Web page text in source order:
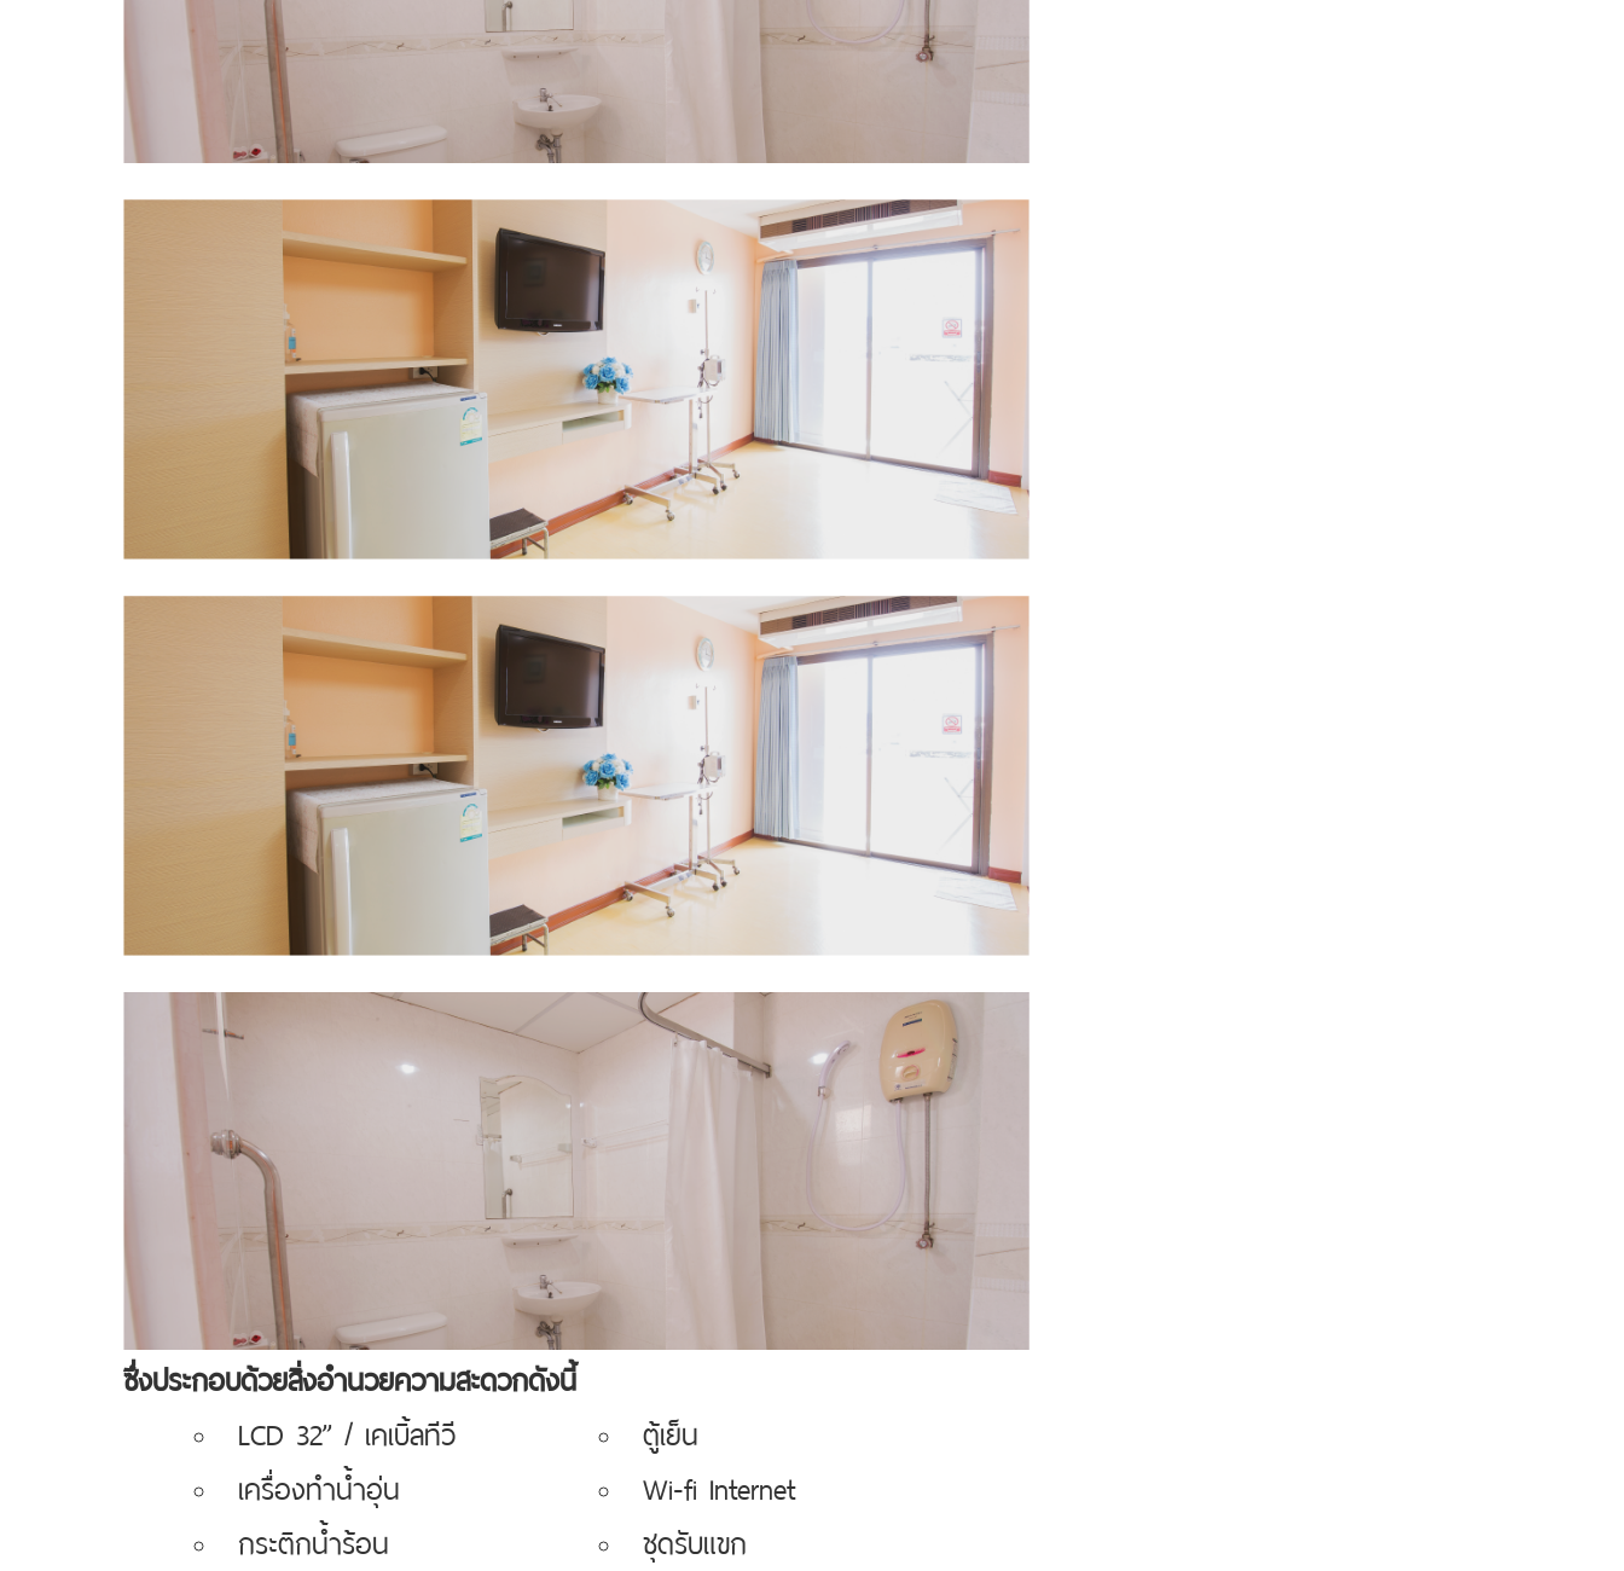
ซึ่งประกอบด้วยสิ่งอำนวยความสะดวกดังนี้
LCD 32’’ / เคเบิ้ลทีวี
ตู้เย็น
เครื่องทำน้ำอุ่น
Wi-fi Internet
กระติกน้ำร้อน
ชุดรับแขก